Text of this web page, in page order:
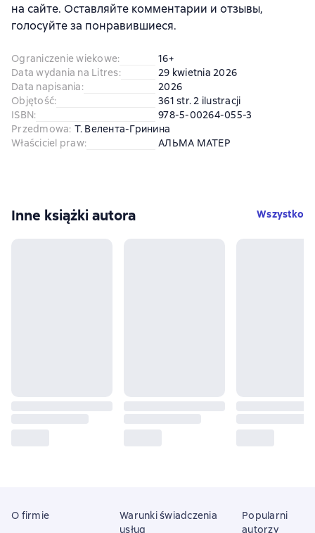
на сайте. Оставляйте комментарии и отзывы,
голосуйте за понравившиеся.
Ograniczenie wiekowe:
16+
Data wydania na Litres:
29 kwietnia 2026
Data napisania:
2026
Objętość:
361 str. 2 ilustracji
ISBN:
978-5-00264-055-3
Przedmowa: Т. Велента-Гринина
Właściciel praw: АЛЬМА МАТЕР
Inne książki autora Wszystko
O firmie
Warunki świadczenia
usług
Popularni
autorzy